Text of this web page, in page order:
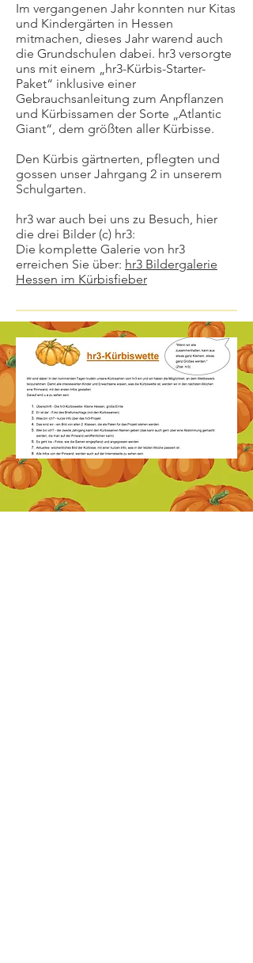
Im vergangenen Jahr konnten nur Kitas
und Kindergärten in Hessen
mitmachen, dieses Jahr warend auch
die Grundschulen dabei. hr3 versorgte
uns mit einem „hr3-Kürbis-Starter-
Paket“ inklusive einer
Gebrauchsanleitung zum Anpflanzen
und Kürbissamen der Sorte „Atlantic
Giant“, dem größten aller Kürbisse.
Den Kürbis gärtnerten, pflegten und
gossen unser Jahrgang 2 in unserem
Schulgarten.
hr3 war auch bei uns zu Besuch, hier
die drei Bilder (c) hr3:
Die komplette Galerie von hr3
erreichen Sie über: hr3 Bildergalerie
Hessen im Kürbisfieber